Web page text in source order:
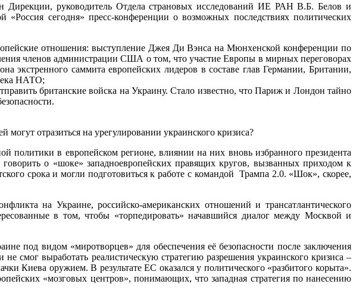
руководитель Отдела страновых исследований ИЕ РАН В.Б. Белов и
сегодня» пресс-конференции о возможных последствиях политических
отношения: выступление Джея Ди Вэнса на Мюнхенской конференции по
членов администрации США о том, что участие Европы в мирных переговорах
экстренного саммита европейских лидеров в составе глав Германии, Британии,
НАТО;
британские войска на Украину. Стало известно, что Париж и Лондон тайно
отразиться на урегулировании украинского кризиса?
в европейском регионе, влиянии на них вновь избранного президента
о «шоке» западноевропейских правящих кругов, вызванных приходом к
срока и могли подготовиться к работе с командой Трампа 2.0. «Шок», скорее,
на Украине, российско-американских отношений и трансатлантического
в том, чтобы «торпедировать» начавшийся диалог между Москвой и
видом «миротворцев» для обеспечения её безопасности после заключения
выработать реалистическую стратегию разрешения украинского кризиса –
Киева оружием. В результате ЕС оказался у политического «разбитого корыта».
«мозговых центров», понимающих, что западная стратегия по нанесению